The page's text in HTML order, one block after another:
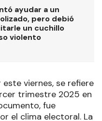
ayudar a un
pero debió
un cuchillo
violento
viernes, se refiere
trimestre 2025 en
fue
el clima electoral. La